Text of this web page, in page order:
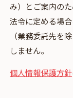
み）とご案内の
法令に定める場
（業務委託先を
しません。
個人情報保護方針